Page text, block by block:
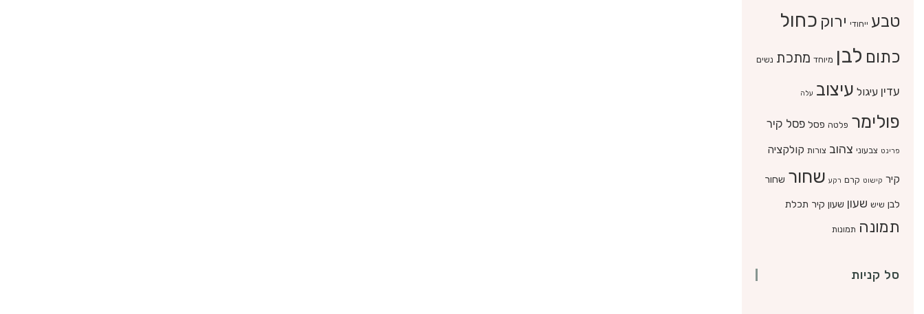
טבע ייחודי ירוק כחול
כתום לבן מיוחד מתכת נשים
עדין עיגול עיצוב עלה
פולימר פלטה פסל פסל קיר
פרינט צבעוני צהוב צורות קולקציה
קיר קישוט קרם רקע שחור שחור
לבן שיש שעון שעון קיר תכלת
תמונה תמונות
סל קניות